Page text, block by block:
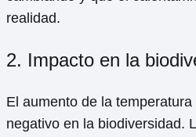
realidad.
2. Impacto en la
El aumento de la
negativo en la biodiversidad.